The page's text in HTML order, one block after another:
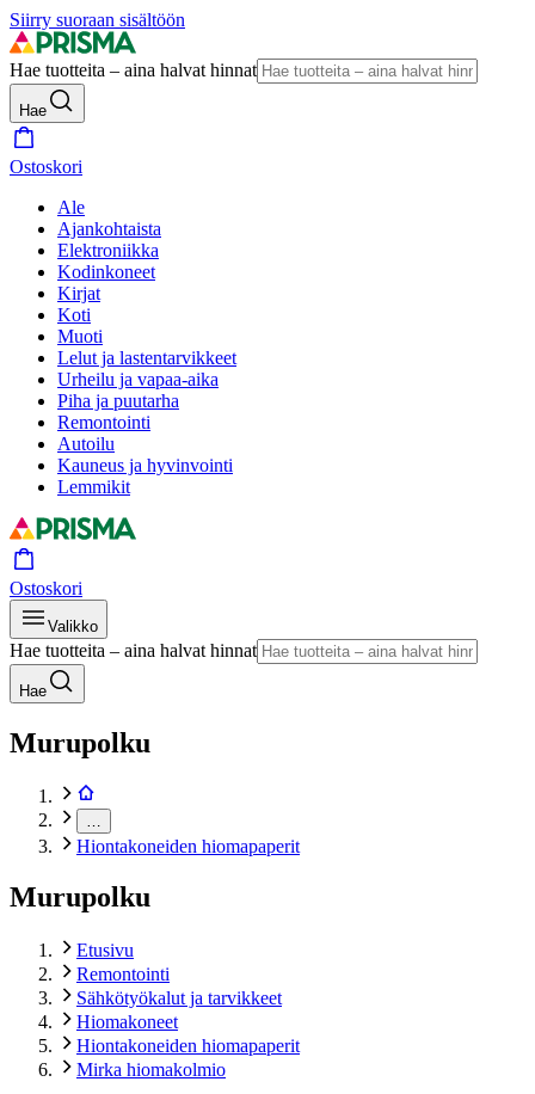
Siirry suoraan sisältöön
Hae tuotteita – aina halvat hinnat
Hae
Ostoskori
Ale
Ajankohtaista
Elektroniikka
Kodinkoneet
Kirjat
Koti
Muoti
Lelut ja lastentarvikkeet
Urheilu ja vapaa-aika
Piha ja puutarha
Remontointi
Autoilu
Kauneus ja hyvinvointi
Lemmikit
Ostoskori
Valikko
Hae tuotteita – aina halvat hinnat
Hae
Murupolku
Hiontakoneiden hiomapaperit
Murupolku
Etusivu
Remontointi
Sähkötyökalut ja tarvikkeet
Hiomakoneet
Hiontakoneiden hiomapaperit
Mirka hiomakolmio